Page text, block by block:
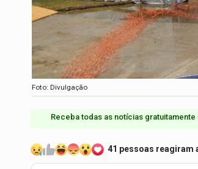
Foto: Divulgação
Receba todas as notícias
41 pessoas reagiram